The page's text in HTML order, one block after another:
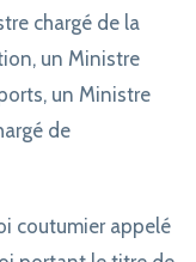
chargé de la
un Ministre
un Ministre
de
coutumier appelé